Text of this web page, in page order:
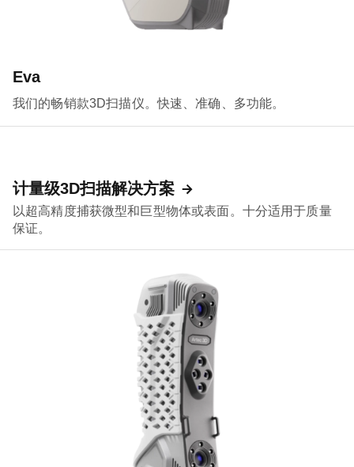
Eva
我们的畅销款3D扫描仪。快速、准确、多功能。
计量级3D扫描解决方案
以超高精度捕获微型和巨型物体或表面。十分适用于质量
保证。